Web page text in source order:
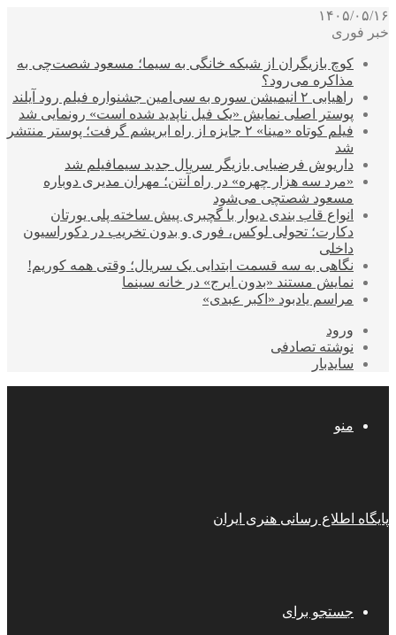
۱۴۰۵/۰۵/۱۶
خبر فوری
کوچ بازیگران از شبکه خانگی به سیما؛ مسعود شصت‌چی به
مذاکره می‌رود؟
راهیابی ۲ انیمیشن سوره به سی‌امین جشنواره فیلم رود آیلند
پوستر اصلی نمایش «یک فیل ناپدید شده است» رونمایی شد
فیلم کوتاه «مینا» ۲ جایزه از راه ابریشم گرفت؛ پوستر منتشر
شد
داریوش فرضیایی بازیگر سریال جدید سیمافیلم شد
«مرد سه هزار چهره» در راه آنتن؛ مهران مدیری دوباره
مسعود شصتچی می‌شود
انواع قاب بندی دیوار با گچبری پیش ساخته پلی یورتان
دکارت؛ تحولی لوکس، فوری و بدون تخریب در دکوراسیون
داخلی
نگاهی به سه قسمت ابتدایی یک سریال؛ وقتی همه کوریم!
نمایش مستند «بدون ایرج» در خانه سینما
مراسم یادبود «اکبر عبدی»
ورود
نوشته تصادفی
سایدبار
منو
پایگاه اطلاع رسانی هنری ایران
جستجو برای